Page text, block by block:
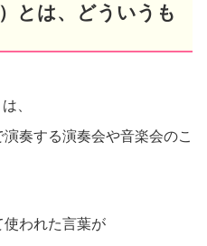
、
奏する演奏会や音楽会のこ
使われた言葉が